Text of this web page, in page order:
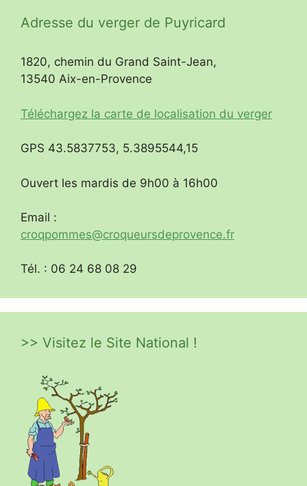
Adresse du verger de Puyricard
1820, chemin du Grand Saint-Jean,
13540 Aix-en-Provence
Téléchargez la carte de localisation du verger
GPS 43.5837753, 5.3895544,15
Ouvert les mardis de 9h00 à 16h00
Email :
croqpommes@croqueursdeprovence.fr
Tél. : 06 24 68 08 29
>> Visitez le Site National !